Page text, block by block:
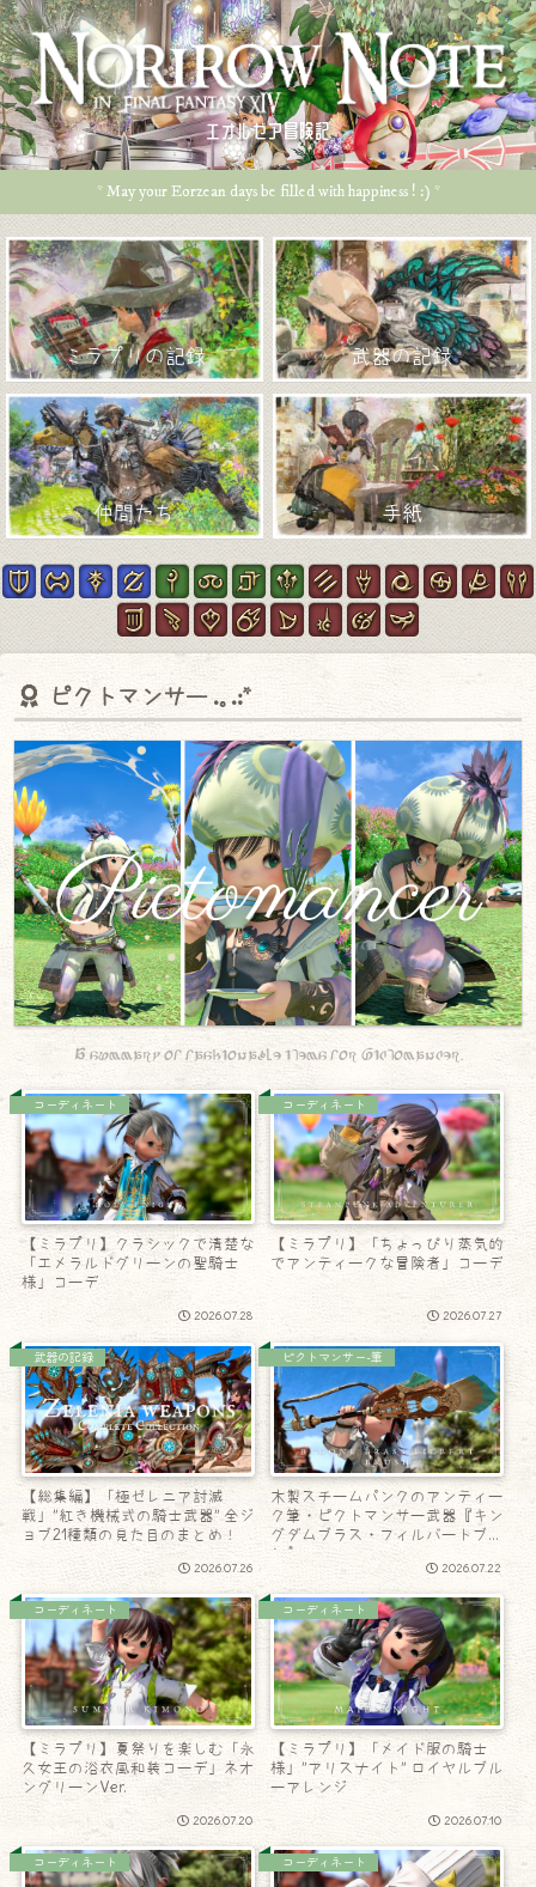
エオルゼア冒険記
* May your Eorzean days be filled with happiness ! :) *
ミラプリの記録 武器の記録
仲間たち 手紙
ピクトマンサー
A summary of fashionable items for Pictomancer.
コーディネート
【ミラプリ】クラシックで清楚な
「エメラルドグリーンの聖騎士
様」コーデ
2026.07.28
コーディネート
【ミラプリ】「ちょっぴり蒸気的
でアンティークな冒険者」コーデ
2026.07.27
武器の記録
【総集編】「極ゼレニア討滅
戦」”紅き機械式の騎士武器” 全ジ
ョブ21種類の見た目のまとめ！
2026.07.26
ピクトマンサー-筆
木製スチームパンクのアンティー
ク筆・ピクトマンサー武器『キン
グダムブラス・フィルバートブラ
シ』
2026.07.22
コーディネート
【ミラプリ】夏祭りを楽しむ「永
久女王の浴衣風和装コーデ」ネオ
ングリーンVer.
2026.07.20
コーディネート
【ミラプリ】「メイド服の騎士
様」”アリスナイト” ロイヤルブル
ーアレンジ
2026.07.10
コーディネート コーディネート